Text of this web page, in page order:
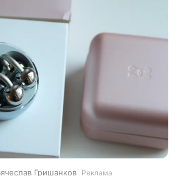
Гришанков Реклама